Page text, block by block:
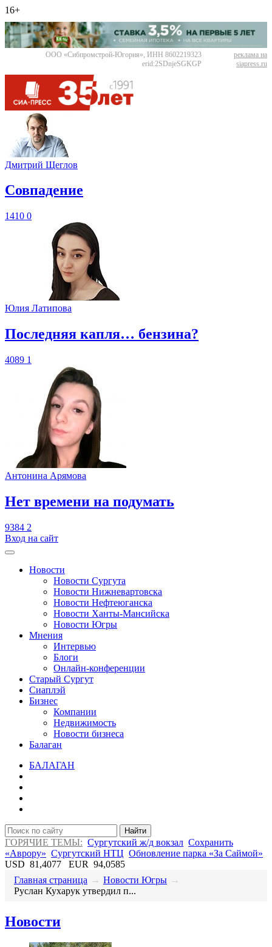
16+
ООО «Сибпромстрой-Югория», ИНН 8602219323
erid:2SDnjeSGKGP
реклама на
siapress.ru
Дмитрий Щеглов
​Совпадение
1410 0
Юлия Латипова
​Последняя капля… бензина?
4089 1
Антонина Арямова
​Нет времени на подумать
9384 2
Вход на сайт
Новости
Новости Сургута
Новости Нижневартовска
Новости Нефтеюганска
Новости Ханты-Мансийска
Новости Югры
Мнения
Интервью
Блоги
Онлайн-конференции
Старый Сургут
Сиаплэй
Бизнес
Компании
Недвижимость
Новости бизнеса
Балаган
БАЛАГАН
Найти
ГОРЯЧИЕ ТЕМЫ: Сургутский ж/д вокзал Сохранить
«Аврору» Сургутский НТЦ Обновление парка «За Саймой»
USD 81,4077 EUR 94,0585
Главная страница → Новости Югры →
​Руслан Кухарук утвердил п...
Новости